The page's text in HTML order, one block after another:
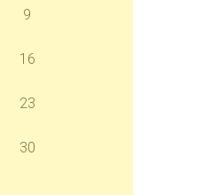
9
16
23
30